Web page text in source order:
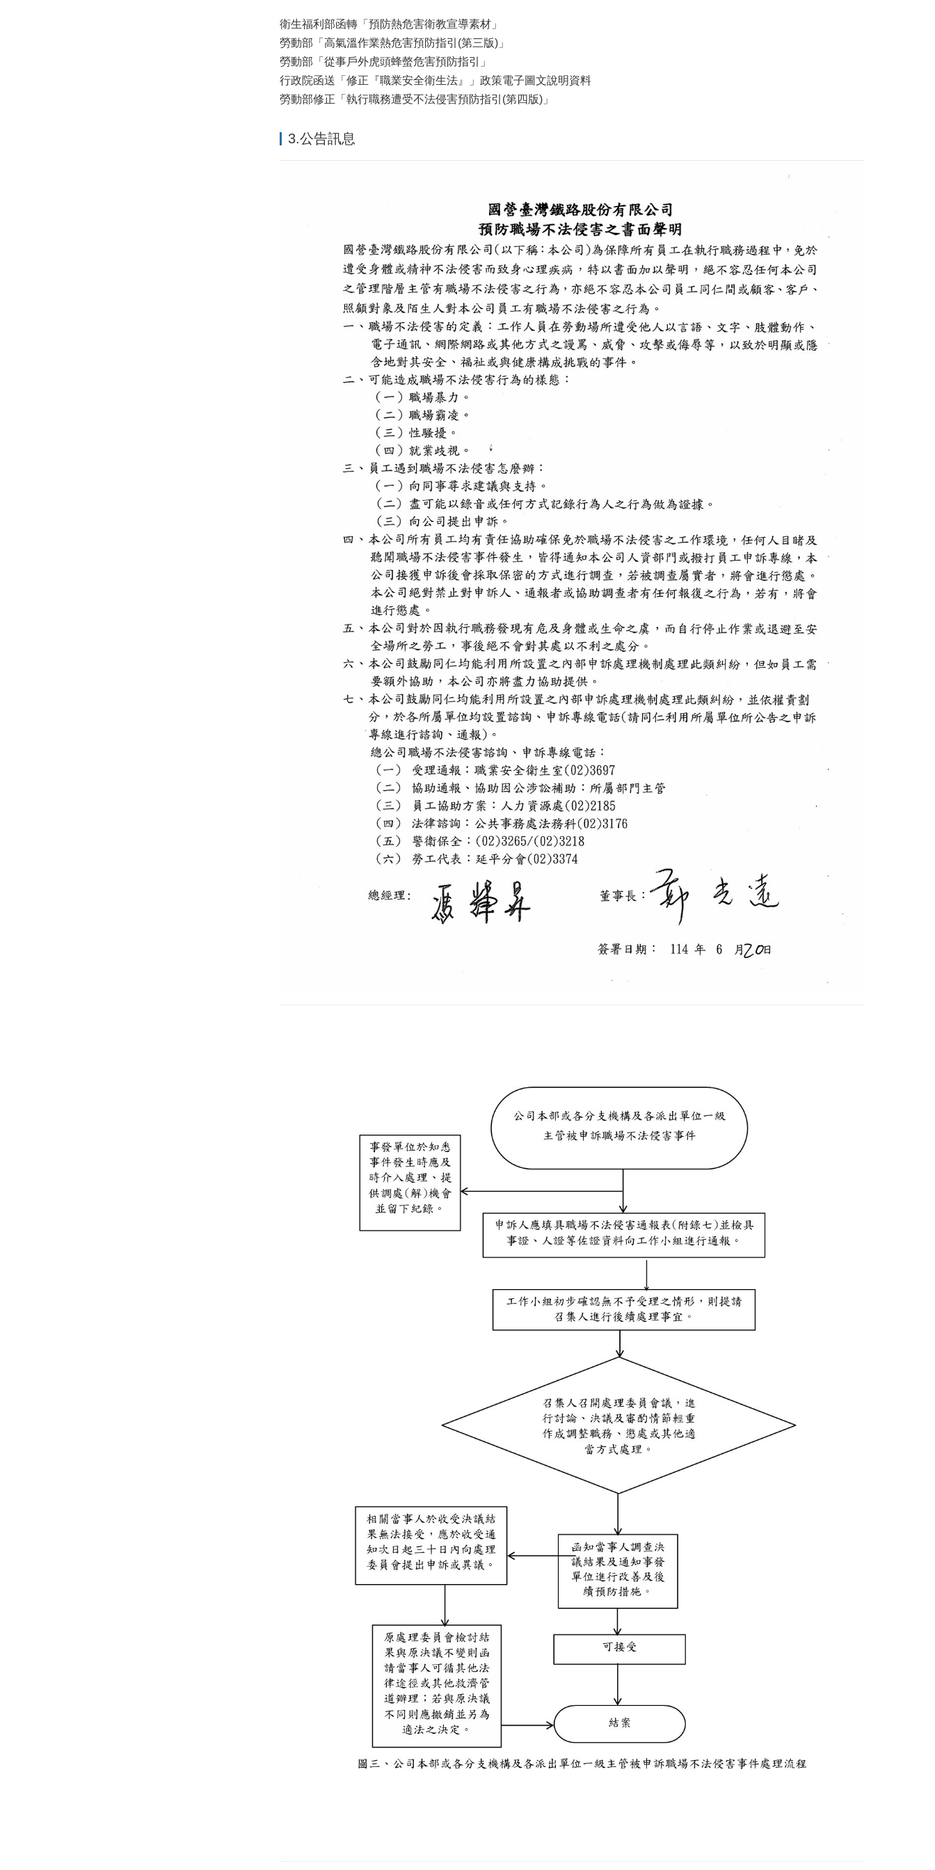
衛生福利部函轉「預防熱危害衛教宣導素材」
勞動部「高氣溫作業熱危害預防指引(第三版)」
勞動部「從事戶外虎頭蜂螫危害預防指引」
行政院函送「修正『職業安全衛生法』」政策電子圖文說明資料
勞動部修正「執行職務遭受不法侵害預防指引(第四版)」
3.公告訊息